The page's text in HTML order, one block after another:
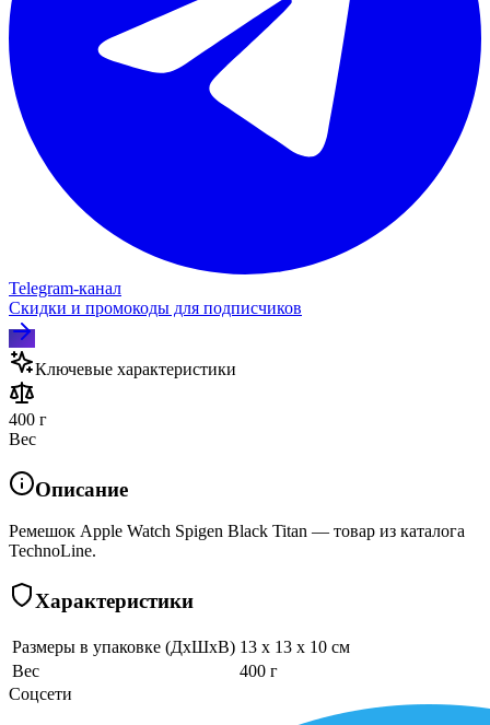
Telegram‑канал
Скидки и промокоды для подписчиков
Ключевые характеристики
400 г
Вес
Описание
Ремешок Apple Watch Spigen Black Titan — товар из каталога
TechnoLine.
Характеристики
Размеры в упаковке (ДхШхВ) 13 x 13 x 10 см
Вес
400 г
Соцсети